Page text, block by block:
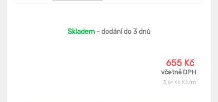
Skladem - dodání do 3 dnů
655 Kč
včetně DPH
3,64Kč Kč/m